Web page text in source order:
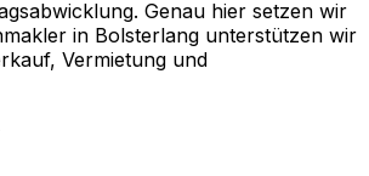
Genau hier setzen wir
in Bolsterlang unterstützen wir
Vermietung und